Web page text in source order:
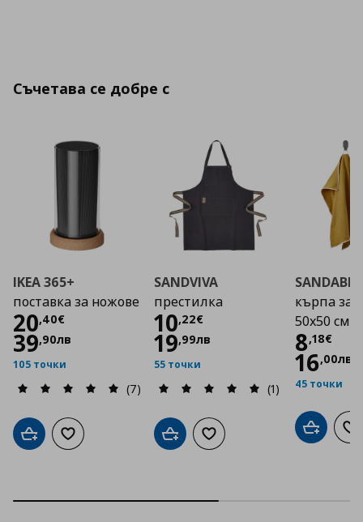
Съчетава се добре с
IKEA 365+
поставка за ножове
20,40€
Цена 20,40 €
39,90лв
105 точки
(7)
Добави в кошницата
Добави към списъка с любими
SANDVIVA
престилка
10,22€
Цена
19,99лв
55 точки
(1)
Добави в кошницата
Добави към списъка с
кърпа за
50x50 см
8,18€
Цена
16,00лв
45 точки
Добави